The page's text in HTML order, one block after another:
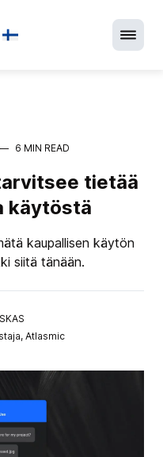
— 6 MIN READ
tietää
käytöstä
kaupallisen käytön
siitä tänään.
Atlasmic